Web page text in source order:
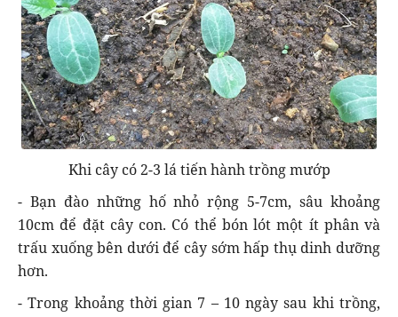
Khi cây có 2-3 lá tiến hành trồng mướp
- Bạn đào những hố nhỏ rộng 5-7cm, sâu khoảng
10cm để đặt cây con. Có thể bón lót một ít phân và
trấu xuống bên dưới để cây sớm hấp thụ dinh dưỡng
hơn.
- Trong khoảng thời gian 7 – 10 ngày sau khi trồng,